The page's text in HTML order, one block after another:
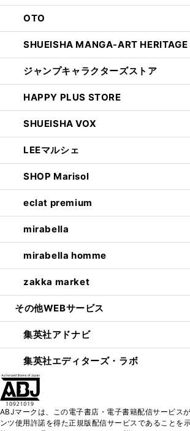
OTO
SHUEISHA MANGA-ART HERITAGE
ジャンプキャラクターズストア
HAPPY PLUS STORE
SHUEISHA VOX
LEEマルシェ
SHOP Marisol
eclat premium
mirabella
mirabella homme
zakka market
その他WEBサービス
集英社アドナビ
集英社エディターズ・ラボ
ABJマークは、この電子書店・電子書籍配信サービス
ンツ使用許諾を得た正規版配信サービスであることを